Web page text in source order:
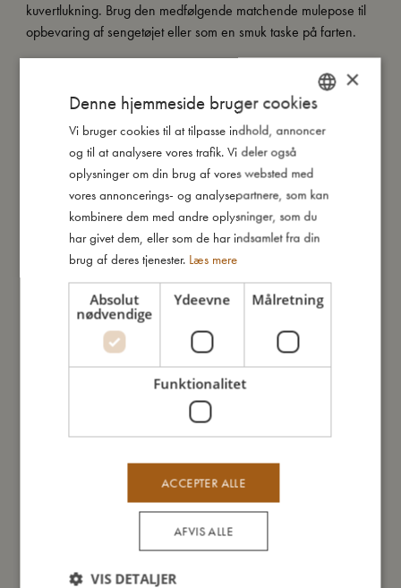
kuvertlukning. Brug den medfølgende matchende mulepose til
opbevaring af sengetøjet eller som en smuk taske på farten.
- Lavet af 100% økologisk bomuld.
- GOTS organic certificeret af CERES-0300.
Så stor er jeg
Jeg er lavet af
Sådan plejer du mig
Du vil måske også kunne lide
DANISH
GERMAN
×
Denne hjemmeside bruger cookies
Vi bruger cookies til at tilpasse indhold, annoncer
og til at analysere vores trafik. Vi deler også
oplysninger om din brug af vores websted med
vores annoncerings- og analysepartnere, som kan
kombinere dem med andre oplysninger, som du
har givet dem, eller som de har indsamlet fra din
brug af deres tjenester. Læs mere
Absolut
nødvendige
Ydeevne Målretning
Funktionalitet
ACCEPTER ALLE
AFVIS ALLE
VIS DETALJER